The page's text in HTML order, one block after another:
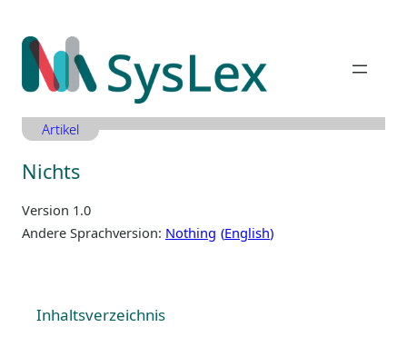
Inhalt
springen
Artikel
Nichts
Version 1.0
Andere Sprachversion: Nothing English
Inhaltsverzeichnis